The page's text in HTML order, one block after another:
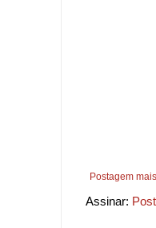
Postagem
Assinar: